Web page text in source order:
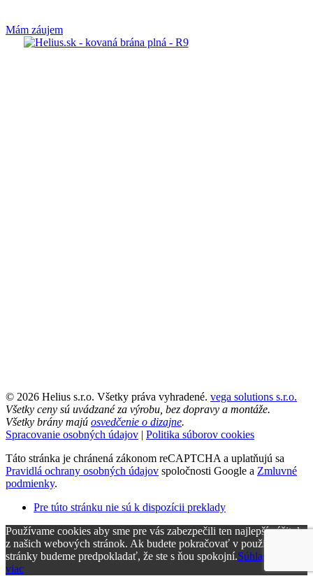
Mám záujem
© 2026 Helius s.r.o. Všetky práva vyhradené. vega solutions s.r.o.
Všetky ceny sú uvádzané za výrobu, bez dopravy a montáže.
Všetky brány majú osvedčenie o dizajne.
Spracovanie osobných údajov | Politika súborov cookies
Táto stránka je chránená zákonom reCAPTCHA a uplatňujú sa
Pravidlá ochrany osobných údajov spoločnosti Google a Zmluvné
podmienky.
Pre túto stránku nie sú k dispozícii preklady
Používame cookies aby sme pre vás zabezpečili ten najlepší zážitok
z našich webových stránok. Ak budete pokračovať v používaní tejto
stránky budeme predpokladať, že ste s ňou spokojní.Súhlasím
viac